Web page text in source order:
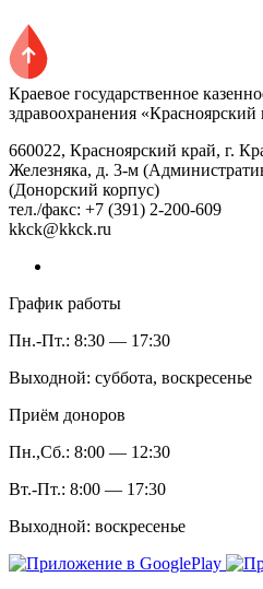
Краевое государственное
здравоохранения
660022, Красноярский край, г.
Железняка, д. 3-м
(Донорский корпус)
тел./факс: +7 (391) 2-200-609
kkck@kkck.ru
График работы
Пн.-Пт.: 8:30 — 17:30
Выходной: суббота, воскресенье
Приём доноров
Пн.,Сб.: 8:00 — 12:30
Вт.-Пт.: 8:00 — 17:30
Выходной: воскресенье